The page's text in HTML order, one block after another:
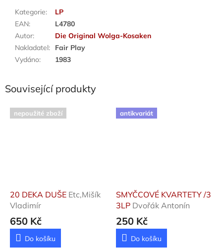
Kategorie:
LP
EAN:
L4780
Autor:
Die Original Wolga-Kosaken
Nakladatel:
Fair Play
Vydáno: 1983
Související produkty
nepoužité zboží
20 DEKA DUŠE Etc,Mišík
Vladimír
650 Kč
Do košíku
antikvariát
SMYČCOVÉ KVARTETY /3
3LP Dvořák Antonín
250 Kč
Do košíku